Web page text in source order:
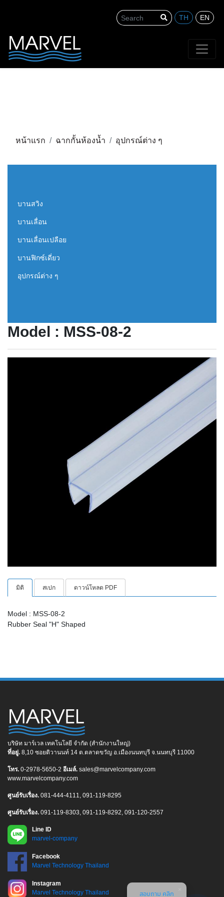
Search
TH EN
หน้าแรก ฉากกั้นห้องน้ำ อุปกรณ์ต่าง ๆ
บานสวิง
บานเลื่อน
บานเลื่อนเปลือย
บานฟิกซ์เดี่ยว
อุปกรณ์ต่าง ๆ
Model : MSS-08-2
มิติ สเปก ดาวน์โหลด PDF
Model : MSS-08-2
Rubber Seal "H" Shaped
บริษัท มาร์เวล เทคโนโลยี จำกัด (สำนักงานใหญ่)
ที่อยู่. 8,10 ซอยติวานนท์ 14 ต.ตลาดขวัญ อ.เมืองนนทบุรี จ.นนทบุรี 11000
โทร. 0-2978-5650-2 อีเมล์. sales@marvelcompany.com
www.marvelcompany.com
ศูนย์รับเรื่อง. 081-444-4111, 091-119-8295
ศูนย์รับเรื่อง. 091-119-8303, 091-119-8292, 091-120-2557
Line ID
marvel-company
Facebook
Marvel Technology Thailand
Instagram
Marvel Technology Thailand
สอบถาม คลิก